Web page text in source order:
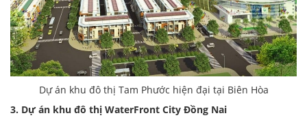
Dự án khu đô thị Tam Phước hiện đại tại Biên Hòa
3. Dự án khu đô thị WaterFront City Đồng Nai